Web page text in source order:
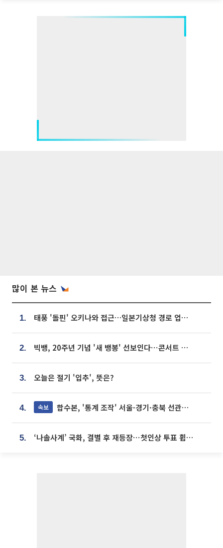
많이 본 뉴스
1. 태풍 '돌핀' 오키나와 접근…일본기상청 경로 업데이트
2. 빅뱅, 20주년 기념 '새 뱅봉' 선보인다⋯콘서트 앞두고 팝업 개최
3. 오늘은 절기 '입추', 뜻은?
4. 속보 합수본, '통계 조작' 서울·경기·충북 선관위 등 추가 압수수색
5. ‘나솔사계’ 국화, 결별 후 재등장⋯첫인상 투표 휩쓸고 ‘인기녀’ 등극